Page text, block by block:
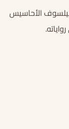
الأحاسيس